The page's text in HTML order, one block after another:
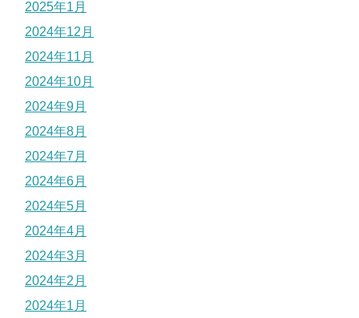
2025年1月
2024年12月
2024年11月
2024年10月
2024年9月
2024年8月
2024年7月
2024年6月
2024年5月
2024年4月
2024年3月
2024年2月
2024年1月